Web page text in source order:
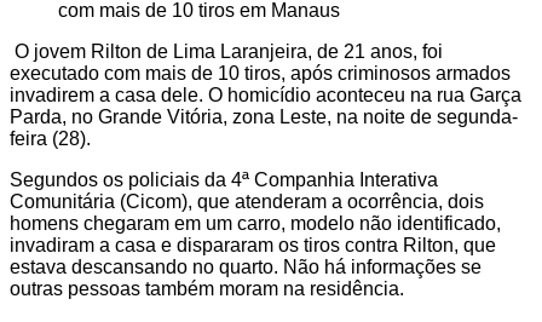
O jovem Rilton de Lima Laranjeira, de 21 anos, foi
executado com mais de 10 tiros, após criminosos armados
invadirem a casa dele. O homicídio aconteceu na rua Garça
Parda, no Grande Vitória, zona Leste, na noite de segunda-
feira (28).
Segundos os policiais da 4ª Companhia Interativa
Comunitária (Cicom), que atenderam a ocorrência, dois
homens chegaram em um carro, modelo não identificado,
invadiram a casa e dispararam os tiros contra Rilton, que
estava descansando no quarto. Não há informações se
outras pessoas também moram na residência.